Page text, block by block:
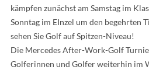
kämpfen zunächst am Samstag im
Sonntag im EInzel um den begehrten
sehen Sie Golf auf Spitzen-Niveau!
Die Mercedes After-Work-Golf
Golferinnen und Golfer weiterhin im